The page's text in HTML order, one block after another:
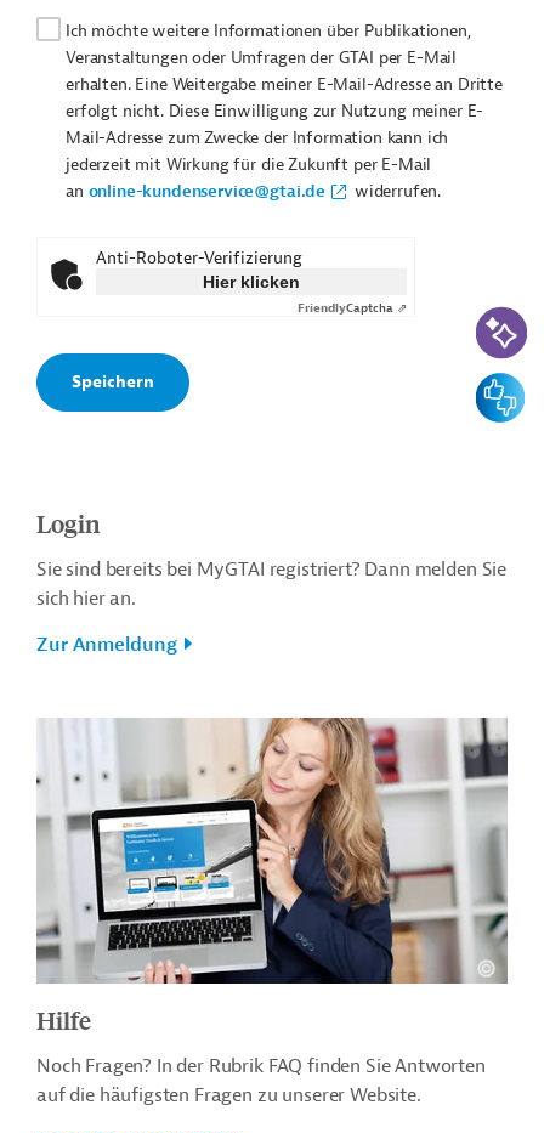
Ich möchte weitere Informationen über Publikationen,
Veranstaltungen oder Umfragen der GTAI per E-Mail
erhalten. Eine Weitergabe meiner E-Mail-Adresse an Dritte
erfolgt nicht. Diese Einwilligung zur Nutzung meiner E-
Mail-Adresse zum Zwecke der Information kann ich
jederzeit mit Wirkung für die Zukunft per E-Mail
an online-kundenservice@gtai.de widerrufen.
Anti-Roboter-Verifizierung
Hier klicken
FriendlyCaptcha ⇗
Login
Sie sind bereits bei MyGTAI registriert? Dann melden Sie
sich hier an.
Zur Anmeldung
Hilfe
Noch Fragen? In der Rubrik FAQ finden Sie Antworten
auf die häufigsten Fragen zu unserer Website.
KI-